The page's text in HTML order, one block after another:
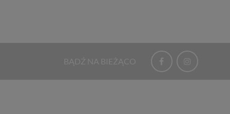
BĄDŹ NA BIEŻĄCO